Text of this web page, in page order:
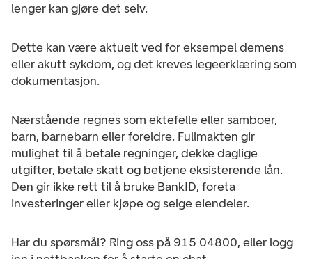
lenger kan gjøre det selv.
Dette kan være aktuelt ved for eksempel demens
eller akutt sykdom, og det kreves legeerklæring som
dokumentasjon.
Nærstående regnes som ektefelle eller samboer,
barn, barnebarn eller foreldre. Fullmakten gir
mulighet til å betale regninger, dekke daglige
utgifter, betale skatt og betjene eksisterende lån.
Den gir ikke rett til å bruke BankID, foreta
investeringer eller kjøpe og selge eiendeler.
Har du spørsmål? Ring oss på 915 04800, eller logg